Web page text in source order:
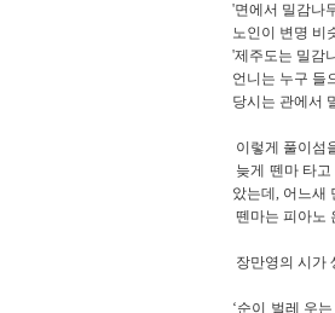
'면에서 밀감나
노인이 변명 비
'제주도는 밀감
언니는 누구 들
당시는 관에서
이렇게 풀이섬
늦게 뗀마 타
았는데, 어느새
뗀마는 피아노
장만영의 시가
‘순이 벌레 우